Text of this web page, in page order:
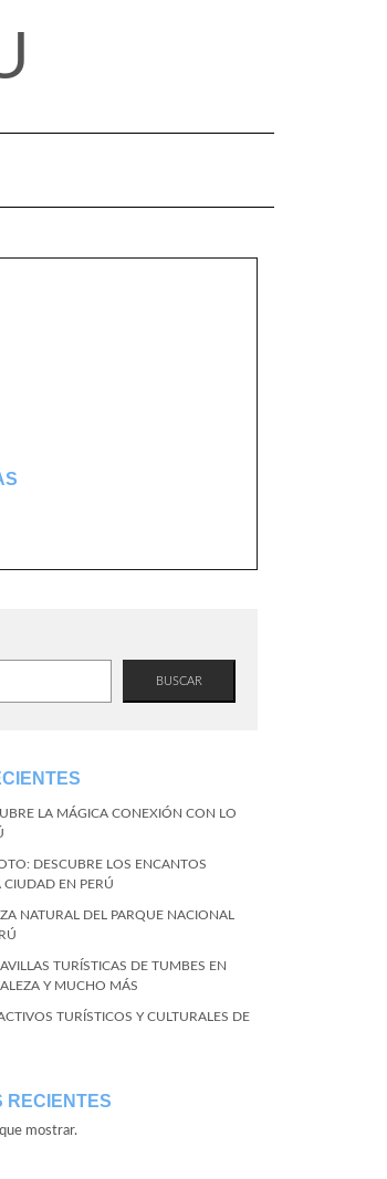
BUSCAR
LA MÁGICA CONEXIÓN CON LO
DESCUBRE LOS ENCANTOS
CIUDAD EN PERÚ
NATURAL DEL PARQUE NACIONAL
TURÍSTICAS DE TUMBES EN
Y MUCHO MÁS
TURÍSTICOS Y CULTURALES DE
RECIENTES
mostrar.